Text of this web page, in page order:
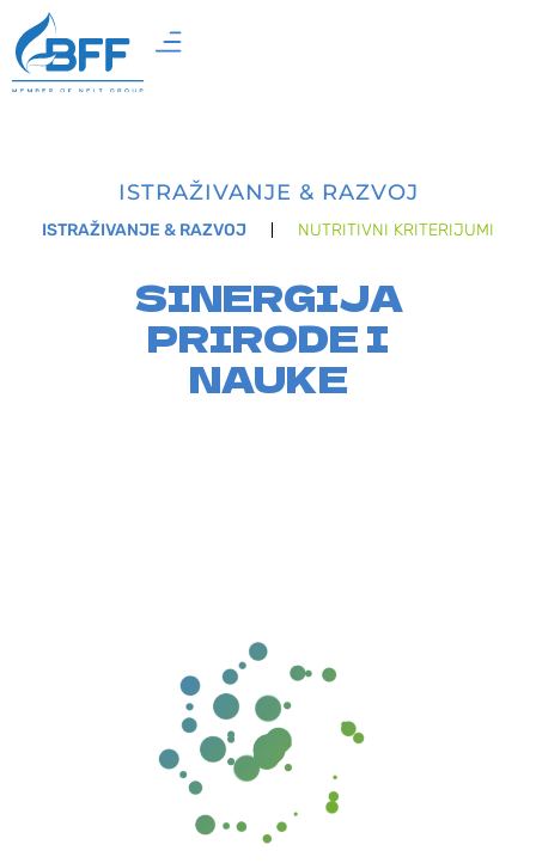
ISTRAŽIVANJE & RAZVOJ
ISTRAŽIVANJE & RAZVOJ NUTRITIVNI KRITERIJUMI
SINERGIJA
PRIRODE I
NAUKE